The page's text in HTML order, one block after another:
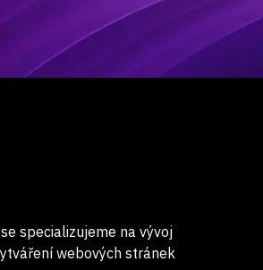
specializujeme na vývoj
webových stránek